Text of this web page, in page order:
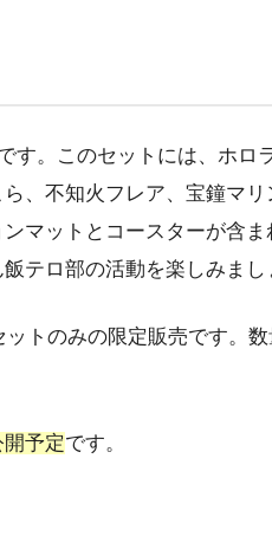
す。このセットには、ホロ
、不知火フレア、宝鐘マ
マットとコースターが含
テロ部の活動を楽しみまし
トのみの限定販売です。
予定です。